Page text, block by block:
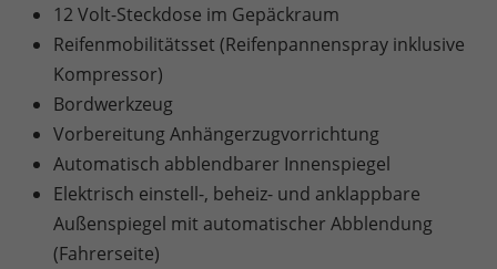
12 Volt-Steckdose im Gepäckraum
Reifenmobilitätsset (Reifenpannenspray inklusive
Kompressor)
Bordwerkzeug
Vorbereitung Anhängerzugvorrichtung
Automatisch abblendbarer Innenspiegel
Elektrisch einstell-, beheiz- und anklappbare
Außenspiegel mit automatischer Abblendung
(Fahrerseite)